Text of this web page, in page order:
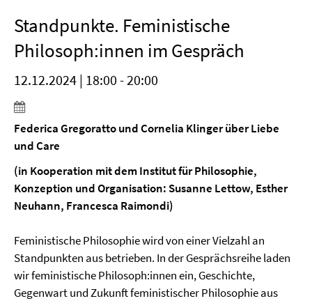
Standpunkte. Feministische
Philosoph:innen im Gespräch
12.12.2024 | 18:00 - 20:00
Federica Gregoratto und Cornelia Klinger über Liebe
und Care
(in Kooperation mit dem Institut für Philosophie,
Konzeption und Organisation: Susanne Lettow, Esther
Neuhann, Francesca Raimondi)
Feministische Philosophie wird von einer Vielzahl an
Standpunkten aus betrieben. In der Gesprächsreihe laden
wir feministische Philosoph:innen ein, Geschichte,
Gegenwart und Zukunft feministischer Philosophie aus